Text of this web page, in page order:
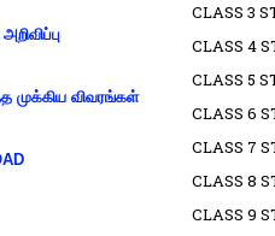
முக்கிய விவரங்கள்
CLASS 3
CLASS 4
CLASS 5
CLASS 6
CLASS 7
CLASS 8
CLASS 9